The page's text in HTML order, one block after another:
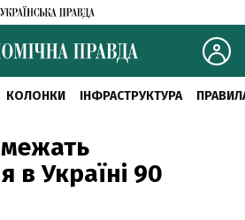
КОЛОНКИ ІНФРАСТРУКТУРА
в Україні 90